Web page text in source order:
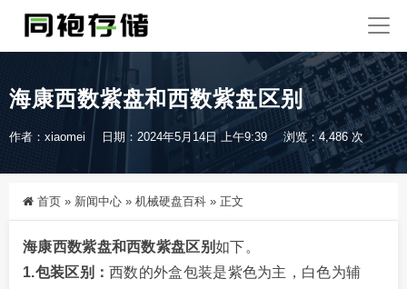
海康西数紫盘和西数紫盘区别
作者：xiaomei 日期：2024年5月14日 上午9:39 浏览：4,486 次
首页 » 新闻中心 » 机械硬盘百科 » 正文
海康西数紫盘和西数紫盘区别如下。
1.包装区别：西数的外盒包装是紫色为主，白色为辅